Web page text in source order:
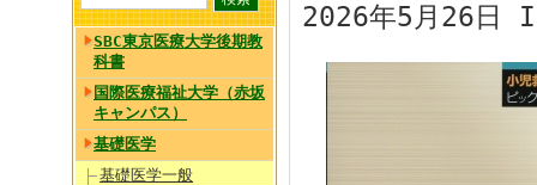
SBC東京医療大学後期教
科書
国際医療福祉大学（赤坂
キャンパス）
基礎医学
基礎医学一般
2026年5月26日